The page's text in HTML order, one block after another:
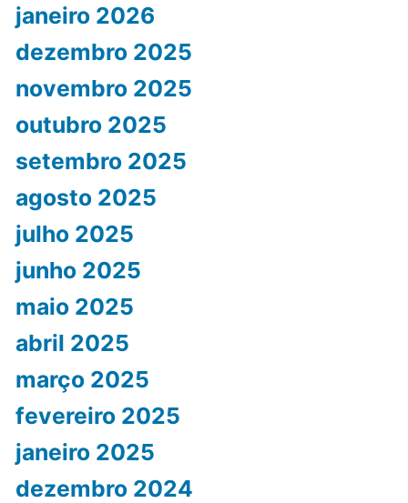
janeiro 2026
dezembro 2025
novembro 2025
outubro 2025
setembro 2025
agosto 2025
julho 2025
junho 2025
maio 2025
abril 2025
março 2025
fevereiro 2025
janeiro 2025
dezembro 2024